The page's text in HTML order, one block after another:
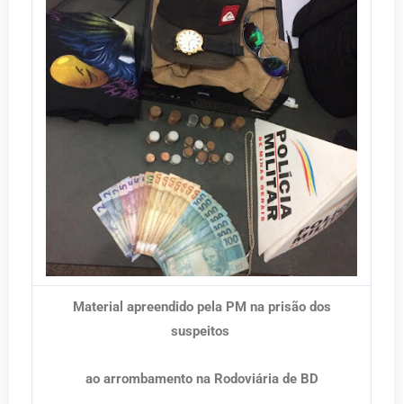
Material apreendido pela PM na prisão dos
suspeitos
ao arrombamento na Rodoviária de BD